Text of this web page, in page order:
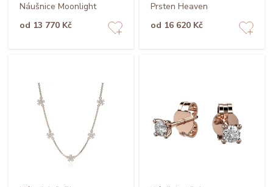
Náušnice Moonlight
od 13 770 Kč
Prsten Heaven
od 16 620 Kč